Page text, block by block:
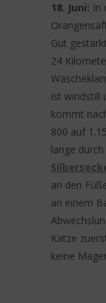
18. Juni: In
Gut
24
ist windstill
kommt
800 auf
lange
an den
an einem
Katze
keine